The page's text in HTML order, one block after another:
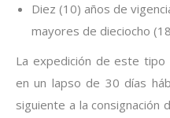
Diez (10) años de
mayores de dieciocho
La expedición de este
en un lapso de 30 días
siguiente a la consignación